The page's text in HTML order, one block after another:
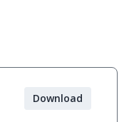
Download